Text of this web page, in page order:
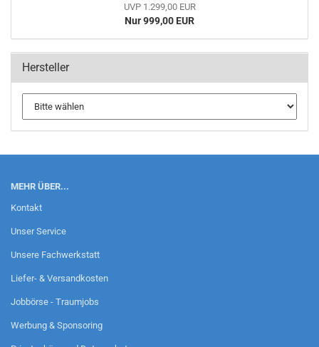
UVP 1.299,00 EUR
Nur 999,00 EUR
Hersteller
MEHR ÜBER...
Kontakt
Unser Service
Unsere Fachwerkstatt
Liefer- & Versandkosten
Jobbörse - Traumjobs
Werbung & Sponsoring